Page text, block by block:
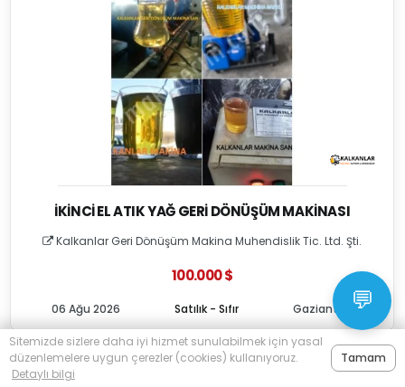
İKINCI EL ATIK YAĞ GERI DÖNÜŞÜM MAKINASI
Kalkanlar Geri Dönüşüm Makina Muhendislik Tic. Ltd. Şti.
100.000 $
Satılık - Sıfır
06 Ağu 2026 Gaziantep 💬
Sitemizde sizlere daha iyi hizmet sunulabilmek için yasal
düzenlemelere uygun çerezler (cookies) kullanıyoruz.
Detaylı bilgi
Tamam